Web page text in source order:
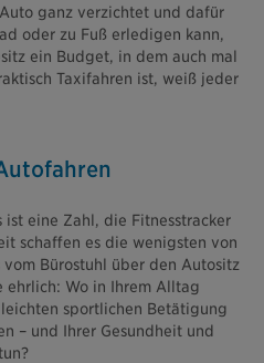
ganz verzichtet und dafür
oder zu Fuß erledigen kann,
ein Budget, in dem auch mal
Taxifahren ist, weiß jeder
ist eine Zahl, die Fitnesstracker
schaffen es die wenigsten von
Bürostuhl über den Autositz
ehrlich: Wo in Ihrem Alltag
sportlichen Betätigung
– und Ihrer Gesundheit und